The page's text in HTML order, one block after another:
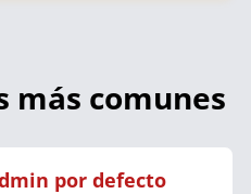
más comunes
por defecto